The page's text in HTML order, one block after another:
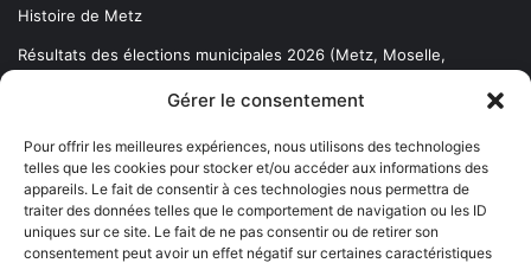
Gérer le consentement
Pour offrir les meilleures expériences, nous utilisons des technologies
telles que les cookies pour stocker et/ou accéder aux informations des
appareils. Le fait de consentir à ces technologies nous permettra de
traiter des données telles que le comportement de navigation ou les ID
uniques sur ce site. Le fait de ne pas consentir ou de retirer son
consentement peut avoir un effet négatif sur certaines caractéristiques
Histoire de Metz
Résultats des élections municipales 2026 (Metz, Moselle,
Newsletter gratuite